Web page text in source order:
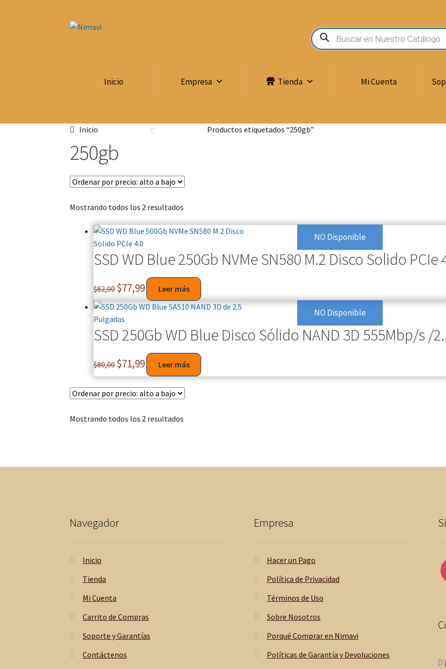
Inicio Empresa Tienda Mi Cuenta
Inicio Productos etiquetados “250gb”
250gb
Mostrando todos los 2 resultados
NO Disponible
SSD WD Blue 250Gb NVMe SN580 M.2 Disco Solido PCIe
$82,00 $77,99 Leer más
NO Disponible
SSD 250Gb WD Blue Disco Sólido NAND 3D 555Mbp/s /
$80,00 $71,99 Leer más
Mostrando todos los 2 resultados
Navegador
Inicio
Tienda
Mi Cuenta
Carrito de Compras
Soporte y Garantías
Contáctenos
Empresa
Hacer un Pago
Política de Privacidad
Términos de Uso
Sobre Nosotros
Porqué Comprar en Nimavi
Políticas de Garantía y Devoluciones